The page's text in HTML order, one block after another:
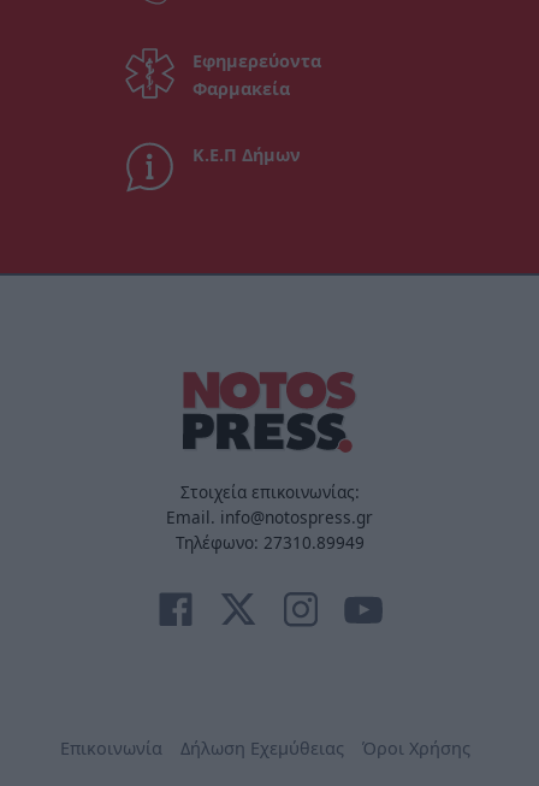
Εφημερεύοντα
Φαρμακεία
Κ.Ε.Π Δήμων
Στοιχεία επικοινωνίας:
Email. info@notospress.gr
Τηλέφωνο: 27310.89949
Επικοινωνία Δήλωση Εχεμύθειας Όροι Χρήσης